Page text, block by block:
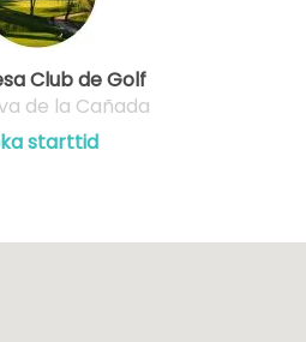
Club de Golf
de la Cañada
starttid